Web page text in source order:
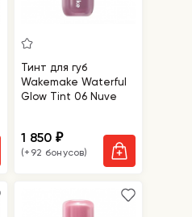
Тинт для губ
Wakemake Waterful
Glow Tint 06 Nuve
1 850₽
(+92 бонусов)